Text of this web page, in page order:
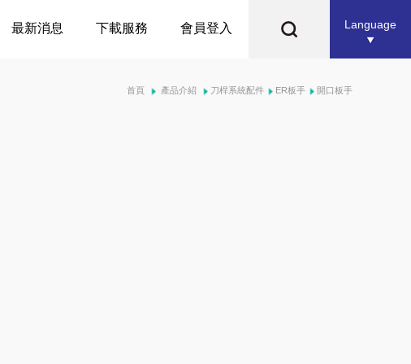
Language
最新消息 下載服務 會員登入
首頁 產品介紹 刀桿系統配件 ER板手 開口板手